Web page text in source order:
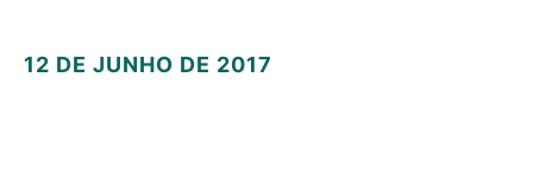
12 DE JUNHO DE 2017